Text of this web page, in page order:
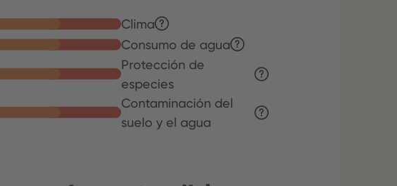
Clima
Consumo de agua
Protección de
especies
Contaminación del
suelo y el agua